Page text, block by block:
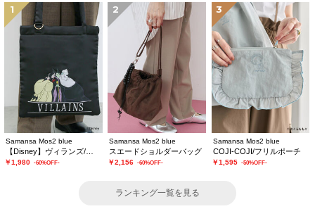
1
Samansa Mos2 blue
￥1,980 -60%OFF-
2
Samansa Mos2 blue
スエードショルダーバッグ
￥2,156 -60%OFF-
3
Samansa Mos2 blue
COJI-COJI/フリルポーチ
￥1,595 -50%OFF-
ランキング一覧を見る